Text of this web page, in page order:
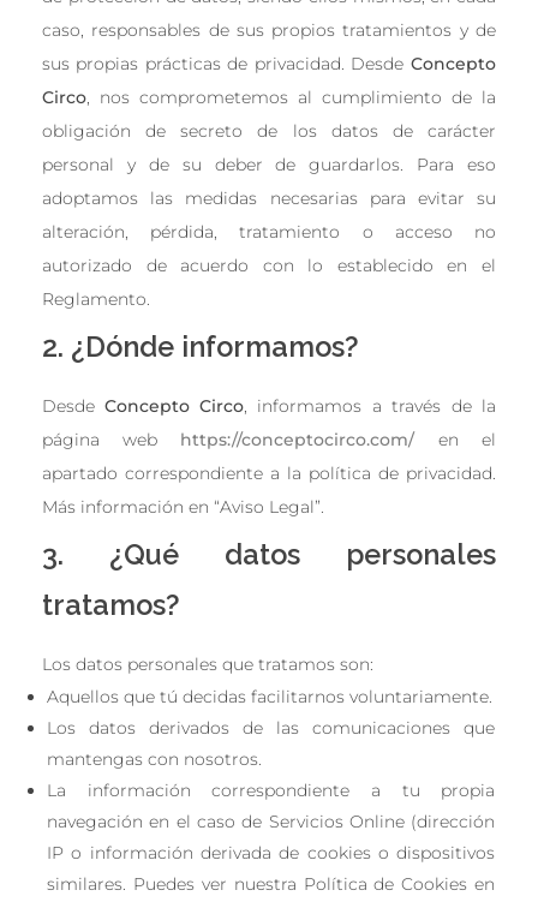
caso, responsables de sus propios tratamientos y de
sus propias prácticas de privacidad. Desde Concepto
Circo, nos comprometemos al cumplimiento de la
obligación de secreto de los datos de carácter
personal y de su deber de guardarlos. Para eso
adoptamos las medidas necesarias para evitar su
alteración, pérdida, tratamiento o acceso no
autorizado de acuerdo con lo establecido en el
Reglamento.
2. ¿Dónde informamos?
Desde Concepto Circo, informamos a través de la
página web https://conceptocirco.com/en el
apartado correspondiente a la política de privacidad.
Más información en “Aviso Legal”.
3. ¿Qué datos personales
tratamos?
Los datos personales que tratamos son:
Aquellos que tú decidas facilitarnos voluntariamente.
Los datos derivados de las comunicaciones que
mantengas con nosotros.
La información correspondiente a tu propia
navegación en el caso de Servicios Online (dirección
IP o información derivada de cookies o dispositivos
similares. Puedes ver nuestra Política de Cookies en